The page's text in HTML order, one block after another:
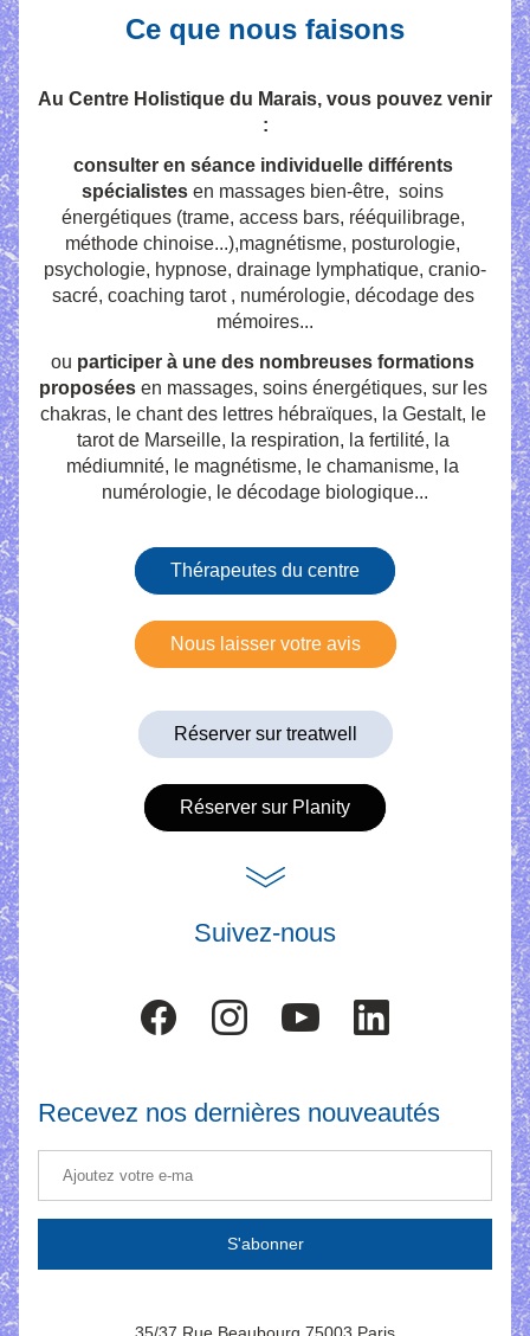
Ce que nous faisons
Au Centre Holistique du Marais, vous pouvez venir
:
consulter en séance individuelle différents
spécialistes en massages bien-être,  soins
énergétiques (trame, access bars, rééquilibrage,
méthode chinoise...),magnétisme, posturologie,
psychologie, hypnose, drainage lymphatique, cranio-
sacré, coaching tarot , numérologie, décodage des
mémoires...
ou participer à une des nombreuses formations
proposées en massages, soins énergétiques, sur les
chakras, le chant des lettres hébraïques, la Gestalt, le
tarot de Marseille, la respiration, la fertilité, la
médiumnité, le magnétisme, le chamanisme, la
numérologie, le décodage biologique...
Thérapeutes du centre
Nous laisser votre avis
Réserver sur treatwell
Réserver sur Planity
Suivez-nous
Recevez nos dernières nouveautés
S'abonner